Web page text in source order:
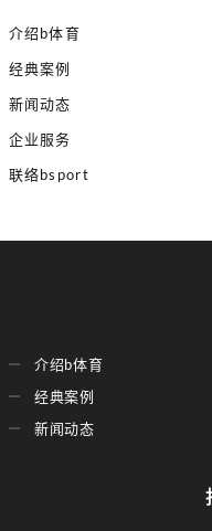
介绍b体育
经典案例
新闻动态
企业服务
联络bsport
介绍b体育
经典案例
新闻动态